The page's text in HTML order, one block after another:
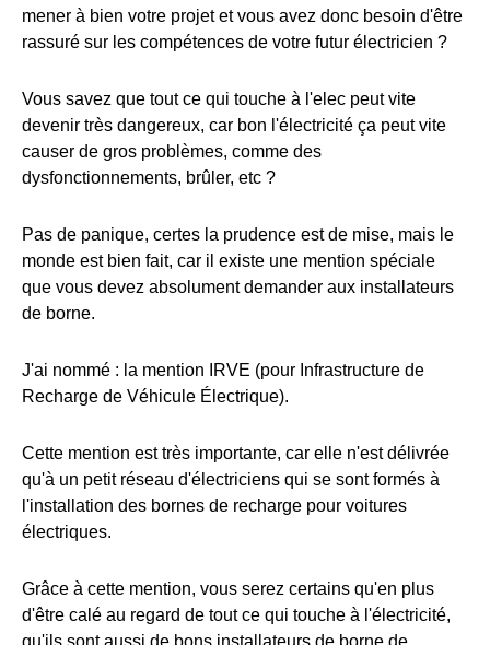
mener à bien votre projet et vous avez donc besoin d'être
rassuré sur les compétences de votre futur électricien ?
Vous savez que tout ce qui touche à l'elec peut vite
devenir très dangereux, car bon l'électricité ça peut vite
causer de gros problèmes, comme des
dysfonctionnements, brûler, etc ?
Pas de panique, certes la prudence est de mise, mais le
monde est bien fait, car il existe une mention spéciale
que vous devez absolument demander aux installateurs
de borne.
J'ai nommé : la mention IRVE (pour Infrastructure de
Recharge de Véhicule Électrique).
Cette mention est très importante, car elle n'est délivrée
qu'à un petit réseau d'électriciens qui se sont formés à
l'installation des bornes de recharge pour voitures
électriques.
Grâce à cette mention, vous serez certains qu'en plus
d'être calé au regard de tout ce qui touche à l'électricité,
qu'ils sont aussi de bons installateurs de borne de